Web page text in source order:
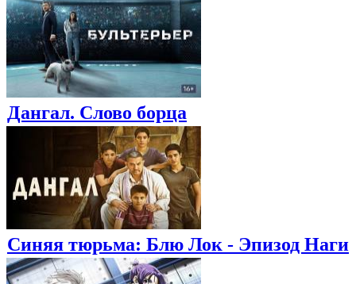
Дангал. Слово борца
Синяя тюрьма: Блю Лок - Эпизод Наги